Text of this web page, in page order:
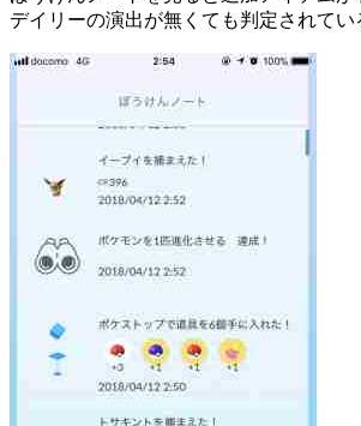
デイリーの演出が無くても判定されて